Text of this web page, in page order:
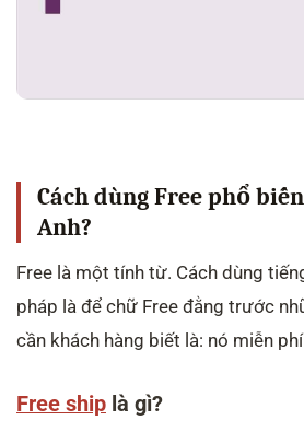
Cách dùng Free phổ
Anh?
Free là một tính từ. Cách dùng
pháp là để chữ Free đằng trước
cần khách hàng biết là: nó miễn
Free ship là gì?